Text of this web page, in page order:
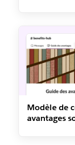
Modèle de
avantages